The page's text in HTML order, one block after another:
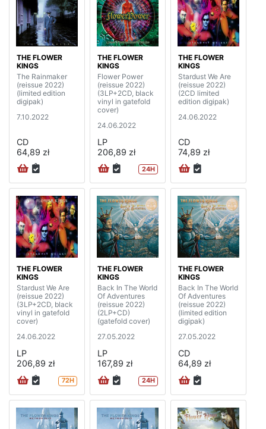
THE FLOWER
KINGS
The Rainmaker
(reissue 2022)
(limited edition
digipak)
7.10.2022
CD
64,89 zł
THE FLOWER
KINGS
Flower Power
(reissue 2022)
(3LP+2CD, black
vinyl in gatefold
cover)
24.06.2022
LP
206,89 zł
24H
THE FLOWER
KINGS
Stardust We Are
(reissue 2022)
(2CD limited
edition digipak)
24.06.2022
CD
74,89 zł
THE FLOWER
KINGS
Stardust We Are
(reissue 2022)
(3LP+2CD, black
vinyl in gatefold
cover)
24.06.2022
LP
206,89 zł
72H
THE FLOWER
KINGS
Back In The World
Of Adventures
(reissue 2022)
(2LP+CD)
(gatefold cover)
27.05.2022
LP
167,89 zł
24H
THE FLOWER
KINGS
Back In The World
Of Adventures
(reissue 2022)
(limited edition
digipak)
27.05.2022
CD
64,89 zł